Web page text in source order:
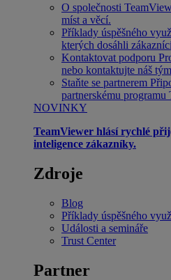
O společnosti
míst a věcí.
Příklady úspěšného
kterých dosáhli
Kontaktovat podporu
nebo kontaktujte náš
Staňte se partnerem
partnerskému programu
NOVINKY
TeamViewer hlásí rychlé
inteligence zákazníky.
Zdroje
Blog
Příklady úspěšného
Události a semináře
Trust Center
Partner